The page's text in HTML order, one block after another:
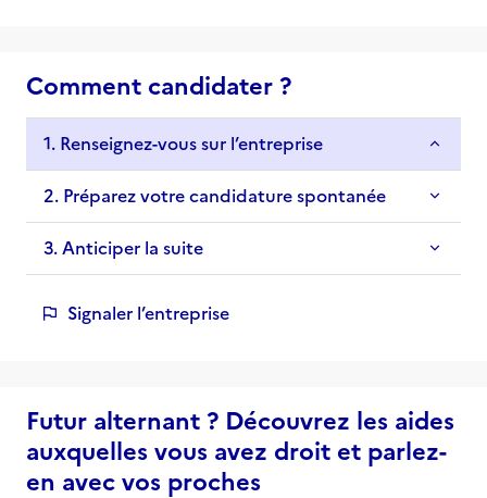
Comment candidater ?
1. Renseignez-vous sur l’entreprise
2. Préparez votre candidature spontanée
3. Anticiper la suite
Signaler l’entreprise
Futur alternant ? Découvrez les aides
auxquelles vous avez droit et parlez-
en avec vos proches